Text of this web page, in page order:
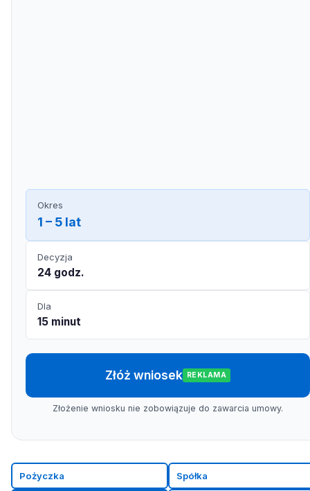
Okres
1 – 5 lat
Decyzja
24 godz.
Dla
15 minut
Złóż wniosek REKLAMA
Złożenie wniosku nie zobowiązuje do zawarcia umowy.
Pożyczka Spółka